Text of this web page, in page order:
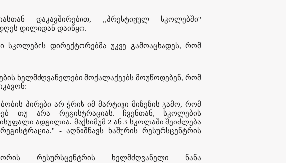
დაკავშირებით, ,,პრესტიჟულ სკოლებში''
დილიდან დაიწყო.
სკოლების დირექტორებმა უკვე გამოაცხადეს, რომ
ხელმძღვანელები მოქალაქეებს მოუწოდებენ, რომ
პირები არ ჭრის იმ მარტივი მიზეზის გამო, რომ
თუ არა რეგისტრაციას. ჩვენთან, სკოლების
ადგილია. მაქსიმუმ 2 ან 3 სკოლაში შეიძლება
- აღნიშნავს ხაშურის რესურსცენტრის
რესურსცენტრის ხელმძღვანელი ნანა